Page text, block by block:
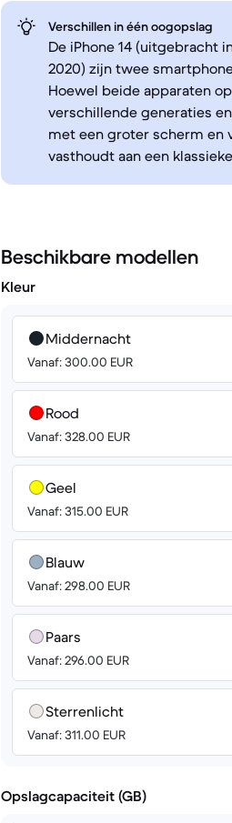
Verschillen in één oogopslag
De iPhone 14 (uitgebracht
2020) zijn twee
Hoewel beide apparaten
verschillende generaties
met een groter scherm en
vasthoudt aan een
Beschikbare modellen
Kleur
Middernacht
Vanaf: 300.00 EUR
Rood
Vanaf: 328.00 EUR
Geel
Vanaf: 315.00 EUR
Blauw
Vanaf: 298.00 EUR
Paars
Vanaf: 296.00 EUR
Sterrenlicht
Vanaf: 311.00 EUR
Opslagcapaciteit (GB)